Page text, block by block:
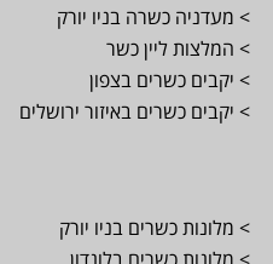
> מעדניה כשרה בניו יורק
> המלצות ליין כשר
> יקבים כשרים בצפון
> יקבים כשרים באיזור ירושלים
> מלונות כשרים בניו יורק